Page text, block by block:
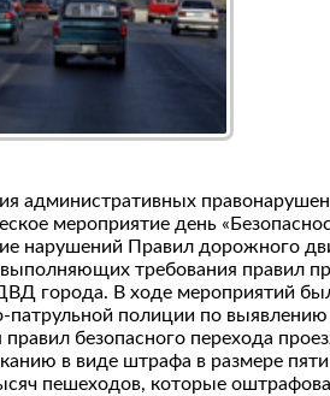
административных
мероприятие день
нарушений Правил дорожного
требования правил
города. В ходе мероприятий
патрульной полиции по
правил безопасного перехода
в виде штрафа в размере
пешеходов, которые